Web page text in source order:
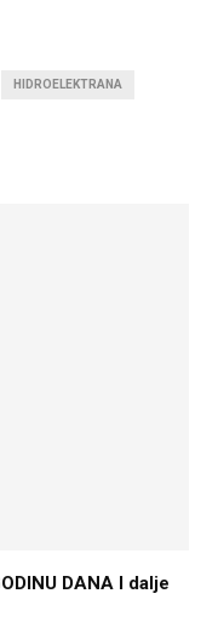
HIDROELEKTRANA
DANA I dalje